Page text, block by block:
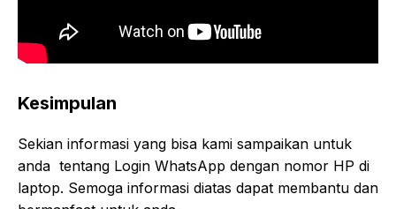
Kesimpulan
Sekian informasi yang bisa kami sampaikan untuk
anda tentang Login WhatsApp dengan nomor HP di
laptop. Semoga informasi diatas dapat membantu dan